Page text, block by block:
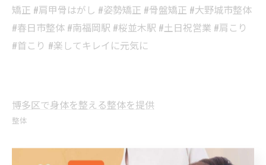
矯正 #肩甲骨はがし #姿勢矯正 #骨盤矯正 #大野城市整体
#春日市整体 #南福岡駅 #桜並木駅 #土日祝営業 #肩こり
#首こり #楽してキレイに元気に
博多区で身体を整える整体を提供
整体